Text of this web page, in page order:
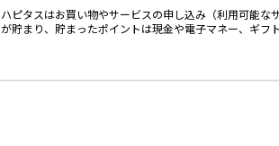
ハピタスはお買い物やサービスの申し込み（利用可能な
が貯まり、貯まったポイントは現金や電子マネー、ギフ